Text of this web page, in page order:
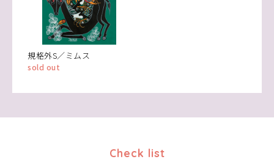
規格外S／ミムス
sold out
Check list